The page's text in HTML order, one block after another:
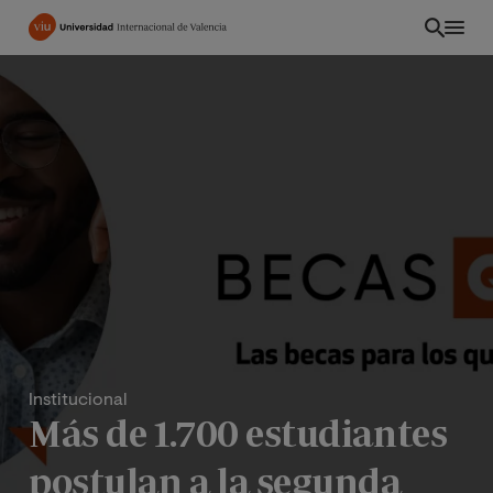
Pasar
principal
Institucional
Más de 1.700 estudiantes
postulan a la segunda